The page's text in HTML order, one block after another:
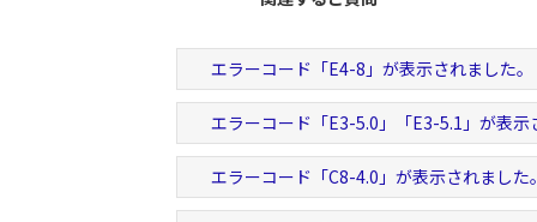
エラーコード「E4-8」が表示されました。
エラーコード「E3-5.0」「E3-5.1」が表示
エラーコード「C8-4.0」が表示されました。